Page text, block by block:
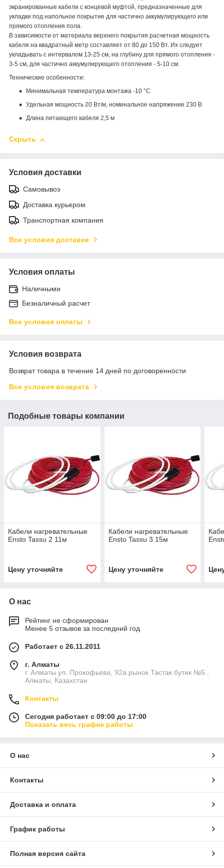
экранированные кабели с концевой муфтой, предназначенные для
укладки под напольное покрытие для частично аккумулирующего или
прямого отопления пола.
В зависимости от материала верхнего покрытия расчетная мощность
кабеля на квадратный метр составляет от 80 до 150 Вт. Их следует
укладывать с интервалом 13-25 см, на глубину для прямого отопления -
3-5 см, для частично аккумулирующего отопления - 5-10 см.
Технические особенности:
Минимальная температура монтажа -10 °С
Удельная мощность 20 Вт/м, номинальное напряжение 230 В
Длина питающего кабеля 2,5 м
Скрыть
Условия доставки
Самовывоз
Доставка курьером
Транспортная компания
Все условия доставки
Условия оплаты
Наличными
Безналичный расчет
Все условия оплаты
Условия возврата
Возврат товара в течение 14 дней по договоренности
Все условия возврата
Подобные товары компании
Кабели нагревательные
Ensto Tassu 2 11м
Цену уточняйте
Кабели нагревательные
Ensto Tassu 3 15м
Цену уточняйте
О нас
Рейтинг не сформирован
Менее 5 отзывов за последний год
Работает с 26.11.2011
г. Алматы
г. Алматы ул. Прокофьева, 92а рынок Тастак бутик №5 ,
Алматы, Казахстан
Контакты
Сегодня работает с 09:00 до 17:00
Показать весь график работы
О нас
Контакты
Доставка и оплата
График работы
Полная версия сайта